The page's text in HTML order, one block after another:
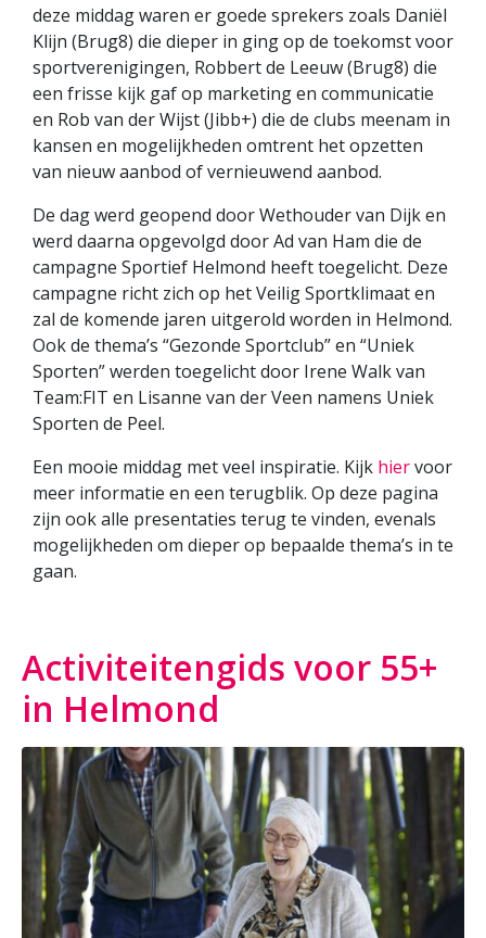
deze middag waren er goede sprekers zoals Daniël
Klijn (Brug8) die dieper in ging op de toekomst voor
sportverenigingen, Robbert de Leeuw (Brug8) die
een frisse kijk gaf op marketing en communicatie
en Rob van der Wijst (Jibb+) die de clubs meenam in
kansen en mogelijkheden omtrent het opzetten
van nieuw aanbod of vernieuwend aanbod.
De dag werd geopend door Wethouder van Dijk en
werd daarna opgevolgd door Ad van Ham die de
campagne Sportief Helmond heeft toegelicht. Deze
campagne richt zich op het Veilig Sportklimaat en
zal de komende jaren uitgerold worden in Helmond.
Ook de thema’s “Gezonde Sportclub” en “Uniek
Sporten” werden toegelicht door Irene Walk van
Team:FIT en Lisanne van der Veen namens Uniek
Sporten de Peel.
Een mooie middag met veel inspiratie. Kijk hiervoor
meer informatie en een terugblik. Op deze pagina
zijn ook alle presentaties terug te vinden, evenals
mogelijkheden om dieper op bepaalde thema’s in te
gaan.
Activiteitengids voor 55+
in Helmond